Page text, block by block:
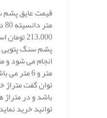
213.000
متر و 6
توان گفت
باشد و در متراژ
توانید خرید